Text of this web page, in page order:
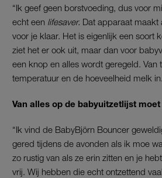
“Ik geef geen borstvoeding, dus voor
echt een lifesaver. Dat apparaat maakt
voor je klaar. Het is eigenlijk een soort
ziet het er ook uit, maar dan voor
een knop en alles wordt geregeld. Van
temperatuur en de hoeveelheid melk
Van alles op de babyuitzetlijst
“Ik vind de BabyBjörn Bouncer
gered tijdens de avonden als ik moe
zo rustig van als ze erin zitten en je
vrij. Wij hebben die echt ontzettend